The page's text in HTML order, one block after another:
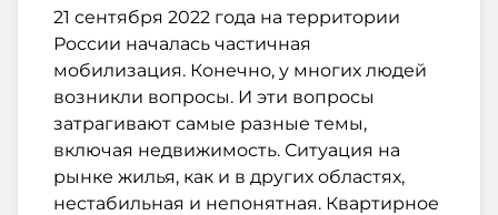
21 сентября 2022 года на территории
России началась частичная
мобилизация. Конечно, у многих людей
возникли вопросы. И эти вопросы
затрагивают самые разные темы,
включая недвижимость. Ситуация на
рынке жилья, как и в других областях,
нестабильная и непонятная. Квартирное